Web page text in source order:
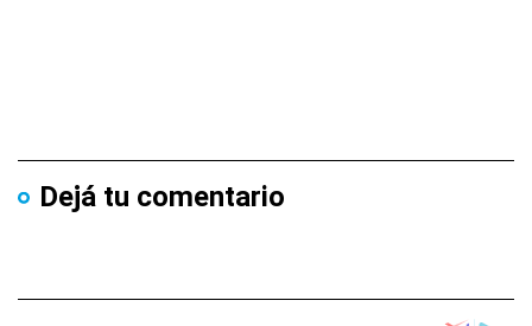
Dejá tu comentario